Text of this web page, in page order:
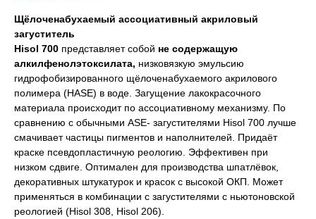
Щёлоченабухаемый ассоциативный акриловый
загуститель
Hisol 700 представляет собой не содержащую
алкилфенолэтоксилата, низковязкую эмульсию
гидрофобизированного щёлоченабухаемого акрилового
полимера (HASE) в воде. Загущение лакокрасочного
материала происходит по ассоциативному механизму. По
сравнению с обычными ASE- загустителями Hisol 700 лучше
смачивает частицы пигментов и наполнителей. Придаёт
краске псевдопластичную реологию. Эффективен при
низком сдвиге. Оптимален для производства шпатлёвок,
декоративных штукатурок и красок с высокой ОКП. Может
применяться в комбинации с загустителями с ньютоновской
реологией (Hisol 308, Hisol 206).